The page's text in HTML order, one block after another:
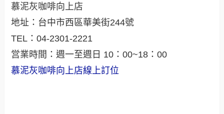
慕泥灰咖啡向上店
地址：台中市西區華美街244號
TEL：04-2301-2221
営業時間：週一至週日 10：00~18：00
慕泥灰咖啡向上店線上訂位